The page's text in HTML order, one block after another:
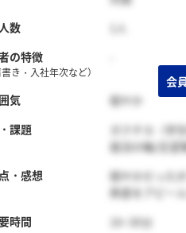
数
の特徴
書き・入社年次など）
気
穏やか
課題
ガクチカ（学
就活の軸/志望
・感想
穏やかだった
熱意をアピール
時間
16~30分